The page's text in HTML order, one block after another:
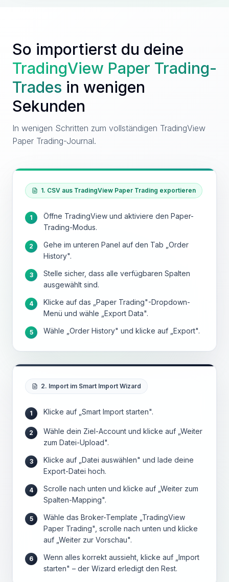
So importierst du deine
TradingView Paper Trading-
Trades in wenigen
Sekunden
In wenigen Schritten zum vollständigen TradingView
Paper Trading-Journal.
1. CSV aus TradingView Paper Trading exportieren
1
Öffne TradingView und aktiviere den Paper-
Trading-Modus.
2
Gehe im unteren Panel auf den Tab „Order
History".
3
Stelle sicher, dass alle verfügbaren Spalten
ausgewählt sind.
4
Klicke auf das „Paper Trading"-Dropdown-
Menü und wähle „Export Data".
5 Wähle „Order History" und klicke auf „Export".
2. Import im Smart Import Wizard
1 Klicke auf „Smart Import starten".
2
Wähle dein Ziel-Account und klicke auf „Weiter
zum Datei-Upload".
3
Klicke auf „Datei auswählen" und lade deine
Export-Datei hoch.
4
Scrolle nach unten und klicke auf „Weiter zum
Spalten-Mapping".
5
Wähle das Broker-Template „TradingView
Paper Trading", scrolle nach unten und klicke
auf „Weiter zur Vorschau".
6
Wenn alles korrekt aussieht, klicke auf „Import
starten" – der Wizard erledigt den Rest.